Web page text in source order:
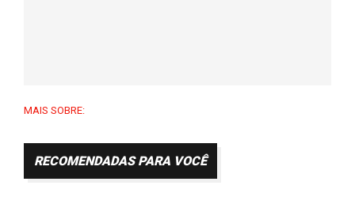
MAIS SOBRE:
RECOMENDADAS PARA VOCÊ